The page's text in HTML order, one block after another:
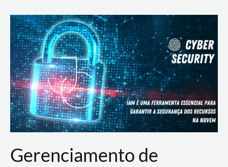
Desenvolvimento,
Segurança
e
Operações
Gerenciamento de